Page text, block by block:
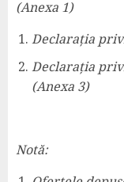
(Anexa 1)
Declarația
Declarația
(Anexa 3)
Notă: